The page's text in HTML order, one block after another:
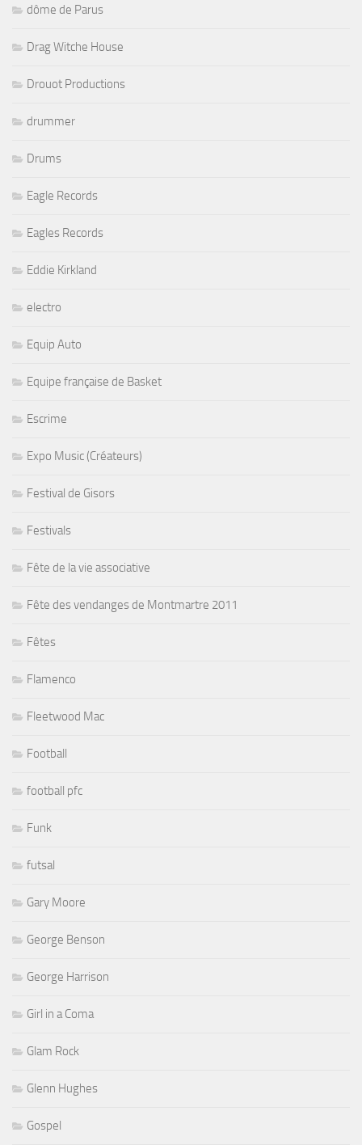
dôme de Parus
Drag Witche House
Drouot Productions
drummer
Drums
Eagle Records
Eagles Records
Eddie Kirkland
electro
Equip Auto
Equipe française de Basket
Escrime
Expo Music (Créateurs)
Festival de Gisors
Festivals
Fête de la vie associative
Fête des vendanges de Montmartre 2011
Fêtes
Flamenco
Fleetwood Mac
Football
football pfc
Funk
futsal
Gary Moore
George Benson
George Harrison
Girl in a Coma
Glam Rock
Glenn Hughes
Gospel